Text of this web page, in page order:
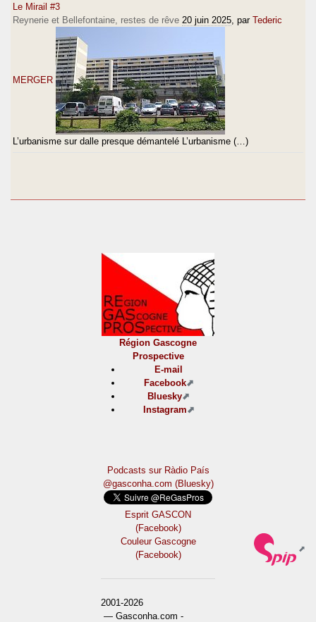
Le Mirail #3
Reynerie et Bellefontaine, restes de rêve 20 juin 2025 , par Tederic
MERGER
L’urbanisme sur dalle presque démantelé L’urbanisme (…)
Région Gascogne
Prospective
E-mail
Facebook
Bluesky
Instagram
Podcasts sur Ràdio País
@gasconha.com (Bluesky)
Esprit GASCON
(Facebook)
Couleur Gascogne
(Facebook)
2001-2026
— Gasconha.com -